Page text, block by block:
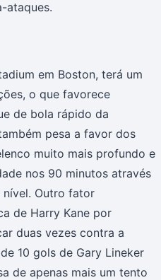
ataques.
em Boston, terá um
o que favorece
de bola rápido da
pesa a favor dos
muito mais profundo e
nos 90 minutos através
Outro fator
de Harry Kane por
duas vezes contra a
10 gols de Gary Lineker
de apenas mais um tento